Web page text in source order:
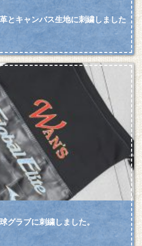
とキャンバス生地に刺繍しました
グラブに刺繍しました。